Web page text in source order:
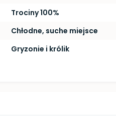
Trociny 100%
Chłodne, suche miejsce
Gryzonie i królik